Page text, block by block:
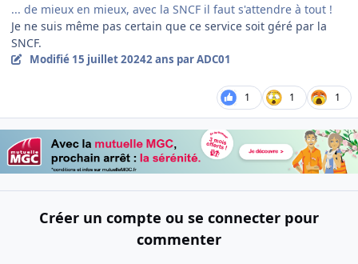
... de mieux en mieux, avec la SNCF il faut s'attendre à tout !
Je ne suis même pas certain que ce service soit géré par la
SNCF.
Modifié 15 juillet 20242 ans par ADC01
1 1 1
Créer un compte ou se connecter pour
commenter